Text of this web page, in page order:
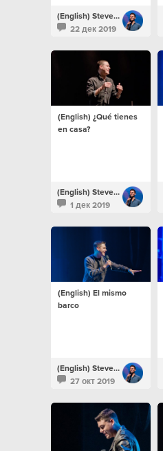
(English) Steven Richards
22 дек 2019
(English) ¿Qué tienes
en casa?
(English) Steven Richards
1 дек 2019
(English) El mismo
barco
(English) Steven Richards
27 окт 2019